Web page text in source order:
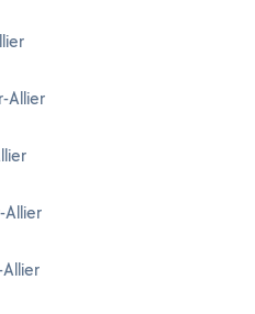
Allier
Allier